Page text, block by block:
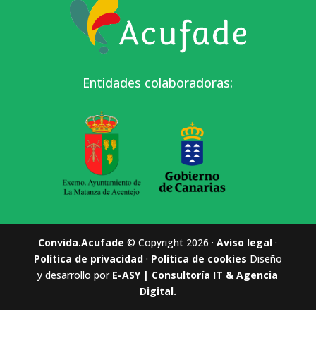
Entidades colaboradoras:
Convida.Acufade © Copyright 2026 ·Aviso legal ·
Política de privacidad· Política de cookies Diseño
y desarrollo por E-ASY | Consultoría IT & Agencia
Digital.